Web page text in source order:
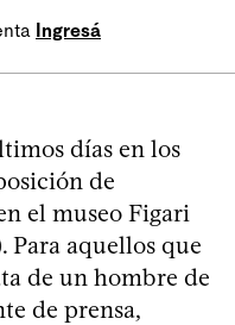
Ingresá
días en los
de
el museo Figari
Para aquellos que
de un hombre de
de prensa,